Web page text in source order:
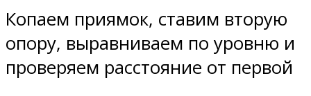
Копаем приямок, ставим вторую
опору, выравниваем по уровню и
проверяем расстояние от первой